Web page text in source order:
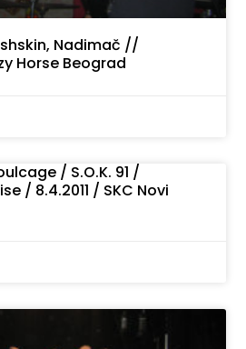
Nadimač //
Horse Beograd
/ S.O.K. 91 /
/ 8.4.2011 / SKC Novi